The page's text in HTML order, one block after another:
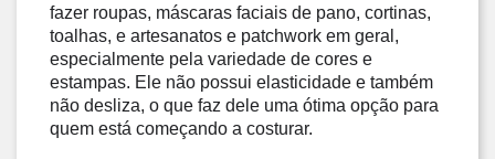
fazer roupas, máscaras faciais de pano, cortinas,
toalhas, e artesanatos e patchwork em geral,
especialmente pela variedade de cores e
estampas. Ele não possui elasticidade e também
não desliza, o que faz dele uma ótima opção para
quem está começando a costurar.